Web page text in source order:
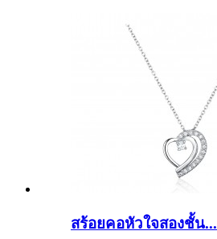
สร้อยคอหัวใจสองชั้น...